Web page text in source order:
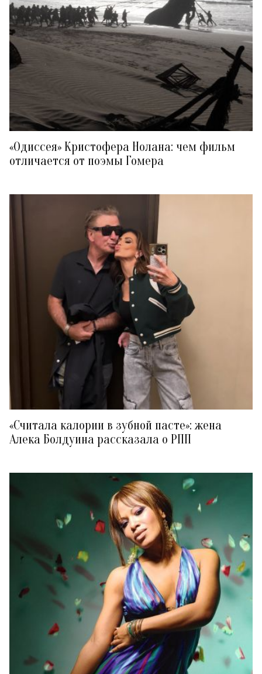
«Одиссея» Кристофера Нолана: чем фильм
отличается от поэмы Гомера
«Считала калории в зубной пасте»: жена
Алека Болдуина рассказала о РПП